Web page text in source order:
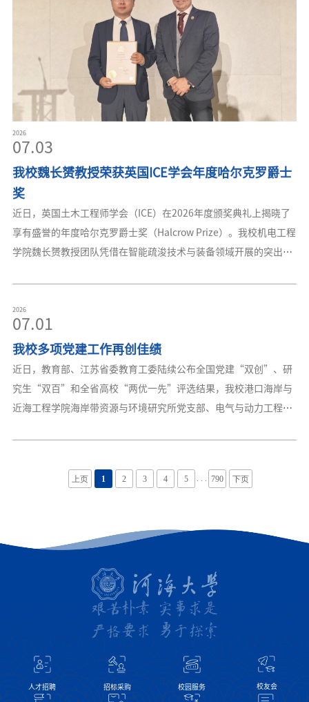
2026年暑期社会实践14个实践方向的团队代表授旗。暑期社会实践
学生代表和指导教师代表分别发言。学校相关部门负责人、各学院
2026
07.03
奖
近日，英国土木工程师学会（ICE）在2026年度颁奖典礼上揭晓了
享有盛誉的年度哈尔克罗爵士奖（Halcrow Prize）。我校机电工程
学院魏长赟教授团队凭借在智能疏浚技术与装备领域开展的突出研
究斩获这一殊荣，成为该奖项自1960年设立以来首次授予中国科研
权威期刊《Maritime Engineering》论文“ITCNet: long
07.01
近日，教育部、江苏省委教育工委陆续公布全国党建“双创”、研
究生“双百”和全省高校“两优一先”评选结果，我校港口海岸与
近海工程学院海岸带资源与环境研究所党支部、电气与动力工程学
院综合能源系统规划与运行课题组党支部、农业科学与工程学院农
建名单，水文水资源学院水文系第二党支部书记江善虎、港口海岸
作，以任务为牵引，把抓党建的重心落到保障事业发展上来，推动
党建工作从“有形覆盖
上页 1 2 3 4 5 790 下页
人才招聘 招标采购 校园服务 校友会